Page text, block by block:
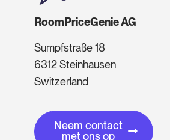
RoomPriceGenie AG
Sumpfstraße 18
6312 Steinhausen
Switzerland
Neem contact
met ons op